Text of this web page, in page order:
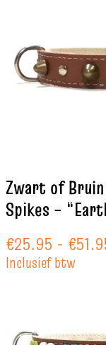
Zwart of Bruin
Spikes –
€25.95 - €
Inclusief btw